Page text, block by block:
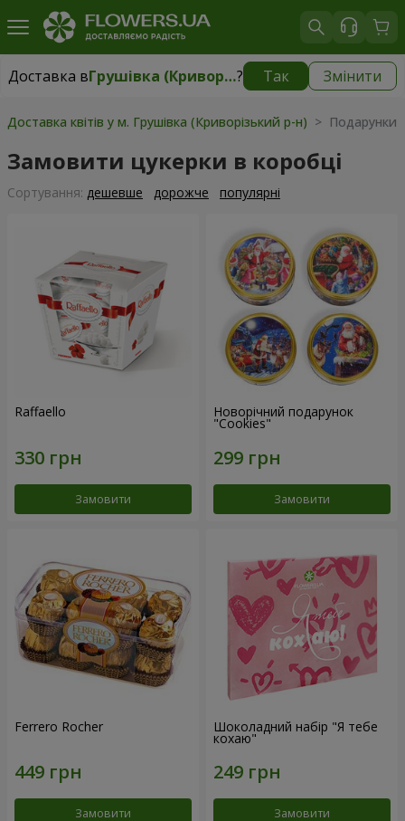
Доставка в Грушівка (Криворізький р-н)? Так Змінити
Доставка вГрушівка (Криворізький р-н) 1030 грн
Доставка квітів у м. Грушівка (Криворізький р-н) > Подарунки
Замовити цукерки в коробці
Сортування: дешевше дорожче популярні
Raffaello
Замовити
Новорічний подарунок
"Cookies"
Замовити
Ferrero Rocher
Замовити
Шоколадний набір "Я тебе
кохаю"
Замовити